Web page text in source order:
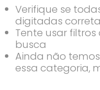
Verifique se
digitadas
Tente usar
busca
Ainda não
essa categoria,